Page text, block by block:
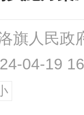
旗人民政
04-19